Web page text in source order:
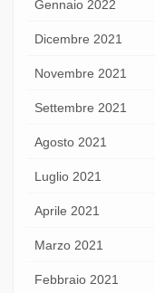
Gennaio 2022
Dicembre 2021
Novembre 2021
Settembre 2021
Agosto 2021
Luglio 2021
Aprile 2021
Marzo 2021
Febbraio 2021